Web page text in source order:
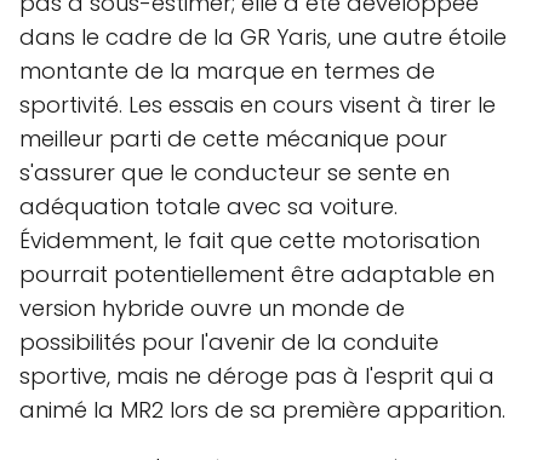
dans le cadre de la GR Yaris, une autre étoile
montante de la marque en termes de
sportivité. Les essais en cours visent à tirer le
meilleur parti de cette mécanique pour
s'assurer que le conducteur se sente en
adéquation totale avec sa voiture.
Évidemment, le fait que cette motorisation
pourrait potentiellement être adaptable en
version hybride ouvre un monde de
possibilités pour l'avenir de la conduite
sportive, mais ne déroge pas à l'esprit qui a
animé la MR2 lors de sa première apparition.